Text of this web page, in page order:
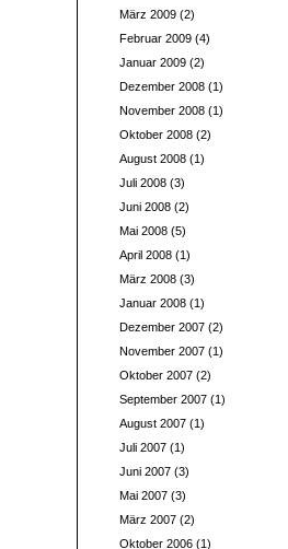
März 2009(2)
Februar 2009(4)
Januar 2009(2)
Dezember 2008(1)
November 2008(1)
Oktober 2008(2)
August 2008(1)
Juli 2008(3)
Juni 2008(2)
Mai 2008(5)
April 2008(1)
März 2008(3)
Januar 2008(1)
Dezember 2007(2)
November 2007(1)
Oktober 2007(2)
September 2007(1)
August 2007(1)
Juli 2007(1)
Juni 2007(3)
Mai 2007(3)
März 2007(2)
Oktober 2006(1)